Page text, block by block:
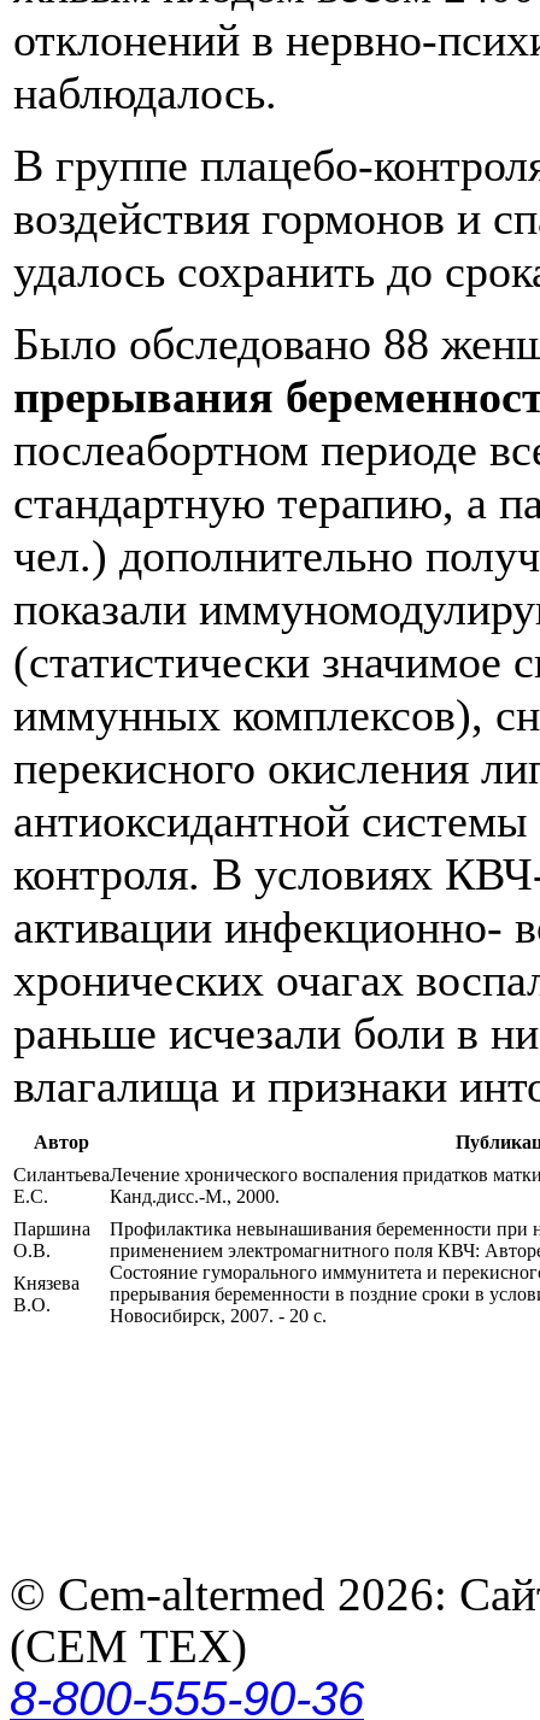
отклонений в нервно-
наблюдалось.
В группе плацебо-
воздействия гормонов и
удалось сохранить до
Было обследовано 88
прерывания
послеабортном периоде
стандартную терапию, а
чел.) дополнительно
показали
(статистически
иммунных комплексов),
перекисного окисления
антиоксидантной
контроля. В условиях
активации инфекционно-
хронических очагах
раньше исчезали боли в
влагалища и признаки
Автор
Силантьева
Е.С.
Лечение хронического воспаления придатков
Канд.дисс.-М., 2000.
Паршина
О.В.
Профилактика невынашивания беременности при
применением электромагнитного поля КВЧ:
Князева
В.О.
Состояние гуморального иммунитета и
прерывания беременности в поздние сроки в
Новосибирск, 2007. - 20 с.
© Cem-altermed 2026:
(СЕМ ТЕХ)
8-800-555-90-36